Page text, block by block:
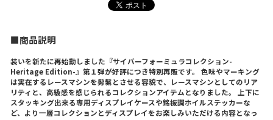
■商品説明
装いを新たに再始動しました『サイバーフォーミュラコレクション-
Heritage Edition-』第１弾が好評につき特別再販です。 色味やマーキング
は実在するレースマシンを髣髴とさせる容貌で、レースマシンとしてのリア
リティと、高級感を感じられるコレクションアイテムとなりました。 上下に
スタッキング出来る専用ディスプレイケースや銘板調ホイルステッカーな
ど、より一層コレクションとディスプレイをお楽しみいただける内容となっ